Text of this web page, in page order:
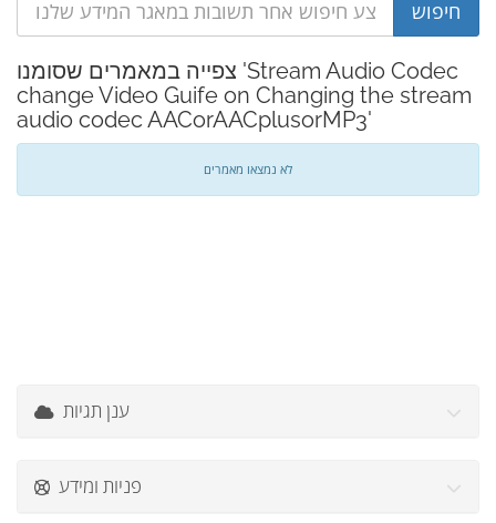
צפייה במאמרים שסומנו 'Stream Audio Codec
change Video Guife on Changing the stream
audio codec AACorAACplusorMP3'
לא נמצאו מאמרים
ענן תגיות
פניות ומידע